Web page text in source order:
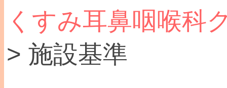
くすみ耳鼻咽喉科
> 施設基準